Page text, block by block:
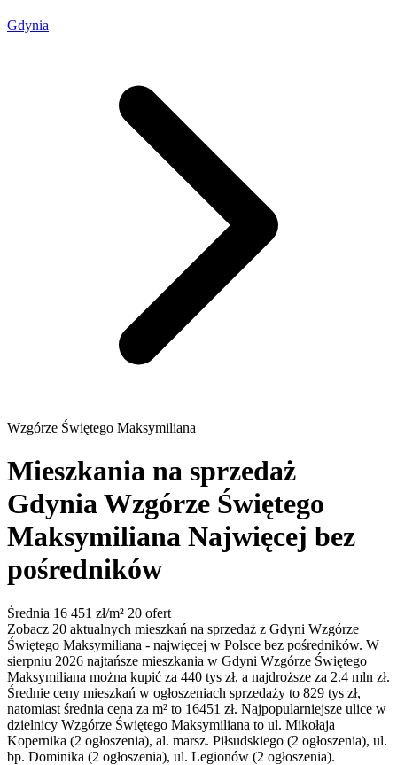
Gdynia
Wzgórze Świętego Maksymiliana
Mieszkania na sprzedaż
Gdynia Wzgórze Świętego
Maksymiliana Najwięcej bez
pośredników
Średnia 16 451 zł/m² 20 ofert
Zobacz 20 aktualnych mieszkań na sprzedaż z Gdyni Wzgórze
Świętego Maksymiliana - najwięcej w Polsce bez pośredników. W
sierpniu 2026 najtańsze mieszkania w Gdyni Wzgórze Świętego
Maksymiliana można kupić za 440 tys zł, a najdroższe za 2.4 mln zł.
Średnie ceny mieszkań w ogłoszeniach sprzedaży to 829 tys zł,
natomiast średnia cena za m² to 16451 zł. Najpopularniejsze ulice w
dzielnicy Wzgórze Świętego Maksymiliana to ul. Mikołaja
Kopernika (2 ogłoszenia), al. marsz. Piłsudskiego (2 ogłoszenia), ul.
bp. Dominika (2 ogłoszenia), ul. Legionów (2 ogłoszenia).